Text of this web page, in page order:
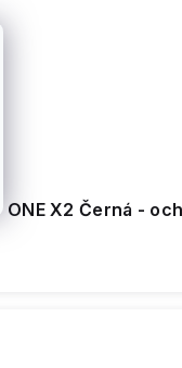
ONE X2 Černá -